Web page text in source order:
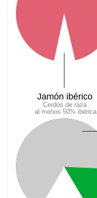
Jamón ibérico
Cerdos de raza
al menos 50% ibérica